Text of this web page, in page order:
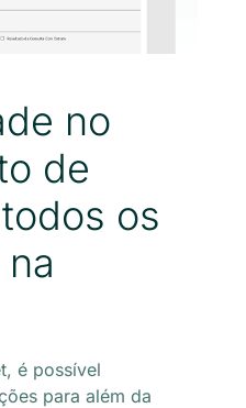
no
de
os
é possível
para além da